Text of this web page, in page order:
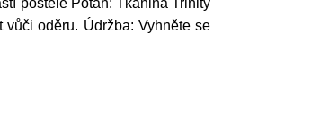
postele Potah: Tkanina Trinity
oděru. Údržba: Vyhněte se